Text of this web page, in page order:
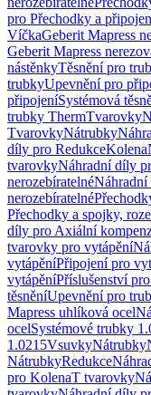
pro Přechodky a
VíčkaGeberit Mapress
Geberit Mapress
nástěnkyTěsnění pro
trubkyUpevnění pro
připojeníSystémová
trubky ThermTvarovky
TvarovkyNátrubky
díly pro RedukceKolena
tvarovkyNáhradní díly
nerozebíratelné
nerozebíratelné
Přechodky a spojky,
díly pro Axiální
tvarovky pro vytápění
vytápěníPřipojení pro
vytápěníPříslušenství
těsněníUpevnění pro
Mapress uhlíková ocel
ocelSystémové trubky
1.0215VsuvkyNátrubky
NátrubkyRedukce
pro KolenaT tvarovky